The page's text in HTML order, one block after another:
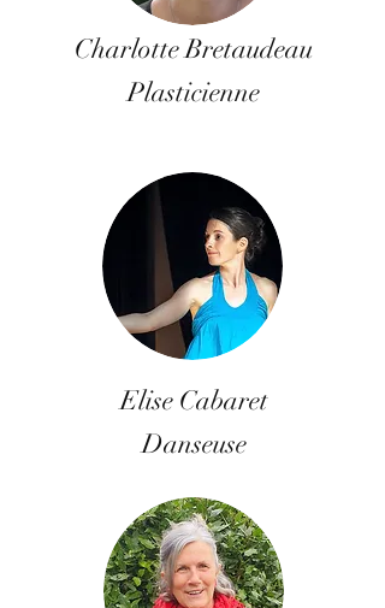
Charlotte Bretaudeau
Plasticienne
Elise Cabaret
Danseuse